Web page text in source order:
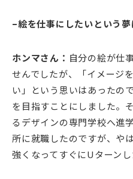
–絵を仕事にしたいという
ホンマさん： 自分の絵が仕
せんでしたが、「イメージ
い」という思いはあったの
を目指すことにしました。
るデザインの専門学校へ進
所に就職したのですが、や
強くなってすぐにUターンし